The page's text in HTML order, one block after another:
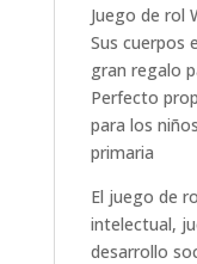
Juego de rol
Sus cuerpos
gran regalo
Perfecto
para los
primaria
El juego de
intelectual,
desarrollo